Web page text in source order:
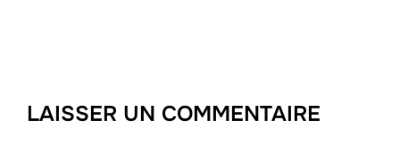
LAISSER UN COMMENTAIRE